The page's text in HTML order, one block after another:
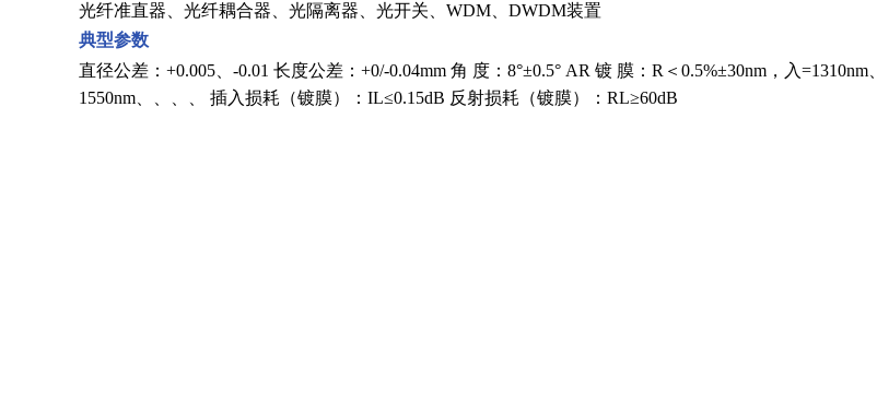
光纤准直器、光纤耦合器、光隔离器、光开关、WDM、DWDM装置
典型参数
直径公差：+0.005、-0.01 长度公差：+0/-0.04mm 角 度：8°±0.5° AR 镀 膜：R＜0.5%±30nm，入=1310nm、
1550nm、、、、 插入损耗（镀膜）：IL≤0.15dB 反射损耗（镀膜）：RL≥60dB